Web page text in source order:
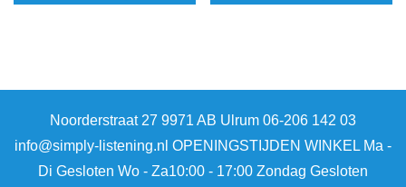
Noorderstraat 27 9971 AB Ulrum 06-206 142 03
info@simply-listening.nl OPENINGSTIJDEN WINKEL Ma -
Di Gesloten Wo - Za10:00 - 17:00 Zondag Gesloten